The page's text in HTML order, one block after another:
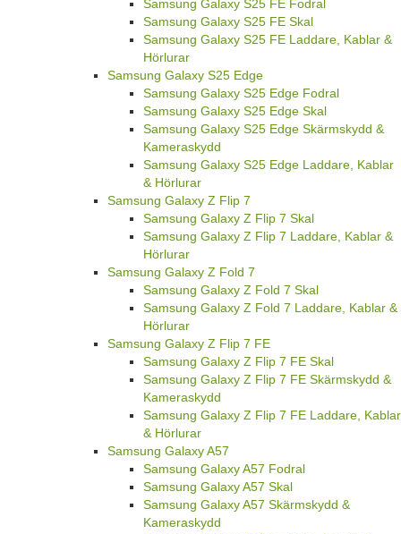
Samsung Galaxy S25 FE Fodral
Samsung Galaxy S25 FE Skal
Samsung Galaxy S25 FE Laddare, Kablar &
Hörlurar
Samsung Galaxy S25 Edge
Samsung Galaxy S25 Edge Fodral
Samsung Galaxy S25 Edge Skal
Samsung Galaxy S25 Edge Skärmskydd &
Kameraskydd
Samsung Galaxy S25 Edge Laddare, Kablar
& Hörlurar
Samsung Galaxy Z Flip 7
Samsung Galaxy Z Flip 7 Skal
Samsung Galaxy Z Flip 7 Laddare, Kablar &
Hörlurar
Samsung Galaxy Z Fold 7
Samsung Galaxy Z Fold 7 Skal
Samsung Galaxy Z Fold 7 Laddare, Kablar &
Hörlurar
Samsung Galaxy Z Flip 7 FE
Samsung Galaxy Z Flip 7 FE Skal
Samsung Galaxy Z Flip 7 FE Skärmskydd &
Kameraskydd
Samsung Galaxy Z Flip 7 FE Laddare, Kablar
& Hörlurar
Samsung Galaxy A57
Samsung Galaxy A57 Fodral
Samsung Galaxy A57 Skal
Samsung Galaxy A57 Skärmskydd &
Kameraskydd